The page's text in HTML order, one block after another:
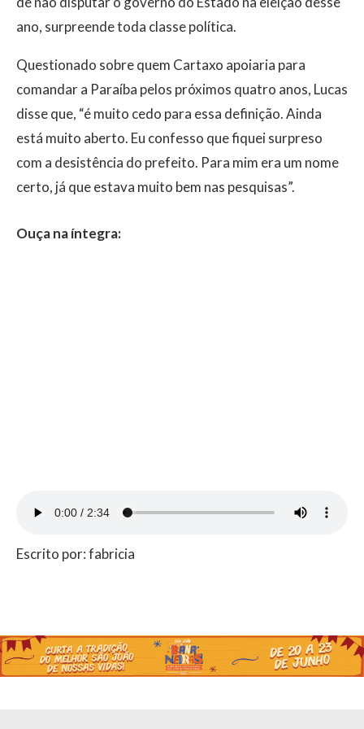
ano, surpreende toda classe política.
Questionado sobre quem Cartaxo apoiaria para
comandar a Paraíba pelos próximos quatro anos, Lucas
disse que, “é muito cedo para essa definição. Ainda
está muito aberto. Eu confesso que fiquei surpreso
com a desistência do prefeito. Para mim era um nome
certo, já que estava muito bem nas pesquisas”.
Ouça na íntegra:
Escrito por: fabricia